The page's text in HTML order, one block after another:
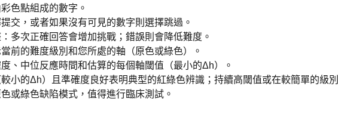
色點組成的數字。
交，或者如果沒有可見的數字則選擇跳過。
多次正確回答會增加挑戰；錯誤則會降低難度。
前的難度級別和您所處的軸（原色或綠色）。
、中位反應時間和估算的每個軸閾值（最小的Δh）。
小的Δh）且準確度良好表明典型的紅綠色辨識；持續高閾值或在較簡單的級別
或綠色缺陷模式，值得進行臨床測試。